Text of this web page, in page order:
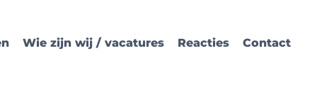
Wie zijn wij / vacatures Reacties Contact